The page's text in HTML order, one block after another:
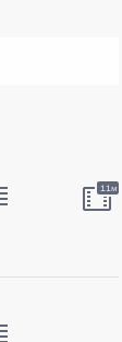
11м